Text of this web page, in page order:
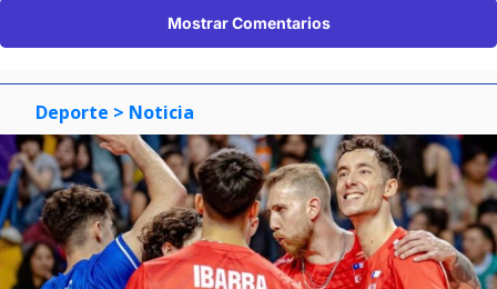
Mostrar Comentarios
Deporte > Noticia